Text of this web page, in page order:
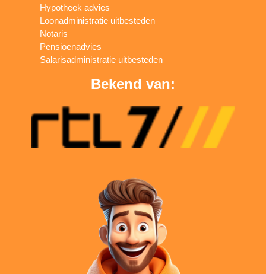
Hypotheek advies
Loonadministratie uitbesteden
Notaris
Pensioenadvies
Salarisadministratie uitbesteden
Bekend van: